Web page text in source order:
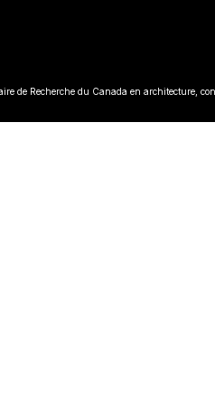
de Recherche du Canada en architecture,